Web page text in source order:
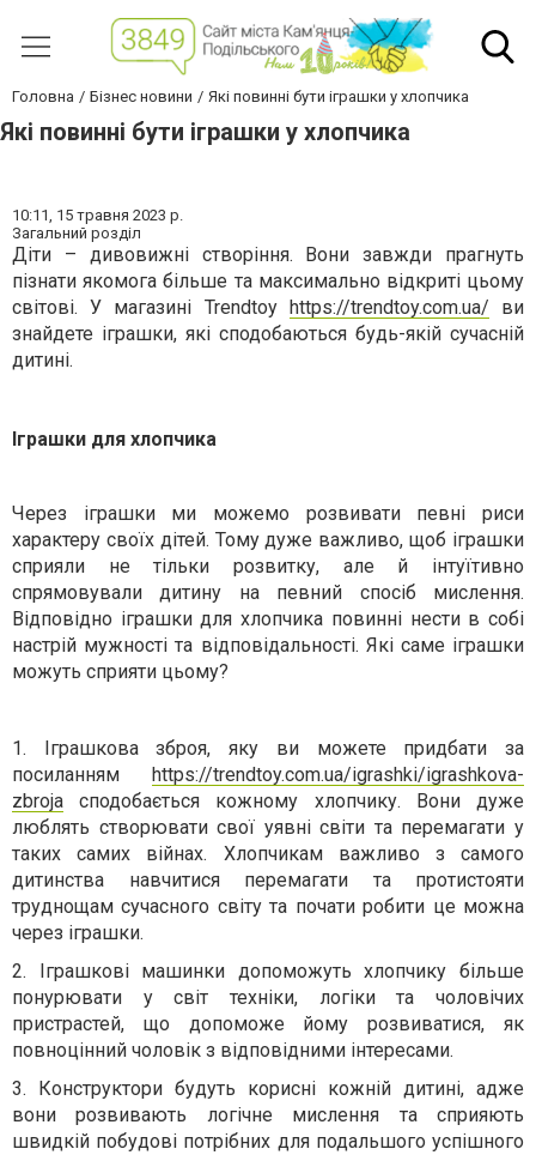
Головна Бізнес новини Які повинні бути іграшки у хлопчика
Які повинні бути іграшки у хлопчика
10:11, 15 травня 2023 р.
Загальний розділ
Діти – дивовижні створіння. Вони завжди прагнуть
пізнати якомога більше та максимально відкриті цьому
світові. У магазині Trendtoy https://trendtoy.com.ua/ ви
знайдете іграшки, які сподобаються будь-якій сучасній
дитині.
Іграшки для хлопчика
Через іграшки ми можемо розвивати певні риси
характеру своїх дітей. Тому дуже важливо, щоб іграшки
сприяли не тільки розвитку, але й інтуїтивно
спрямовували дитину на певний спосіб мислення.
Відповідно іграшки для хлопчика повинні нести в собі
настрій мужності та відповідальності. Які саме іграшки
можуть сприяти цьому?
1. Іграшкова зброя, яку ви можете придбати за
посиланням https://trendtoy.com.ua/igrashki/igrashkova-
zbroja сподобається кожному хлопчику. Вони дуже
люблять створювати свої уявні світи та перемагати у
таких самих війнах. Хлопчикам важливо з самого
дитинства навчитися перемагати та протистояти
труднощам сучасного світу та почати робити це можна
через іграшки.
2. Іграшкові машинки допоможуть хлопчику більше
понурювати у світ техніки, логіки та чоловічих
пристрастей, що допоможе йому розвиватися, як
повноцінний чоловік з відповідними інтересами.
3. Конструктори будуть корисні кожній дитині, адже
вони розвивають логічне мислення та сприяють
швидкій побудові потрібних для подальшого успішного